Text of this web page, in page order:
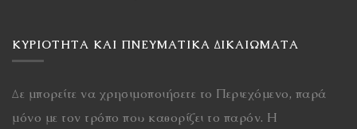
ΚΥΡΙΌΤΗΤΑ ΚΑΙ ΠΝΕΥΜΑΤΙΚΆ ΔΙΚΑΙΏΜΑΤΑ
Δε μπορείτε να χρησιμοποιήσετε το Περιεχόμενο, παρά
μόνο με τον τρόπο που καθορίζει το παρόν. Η